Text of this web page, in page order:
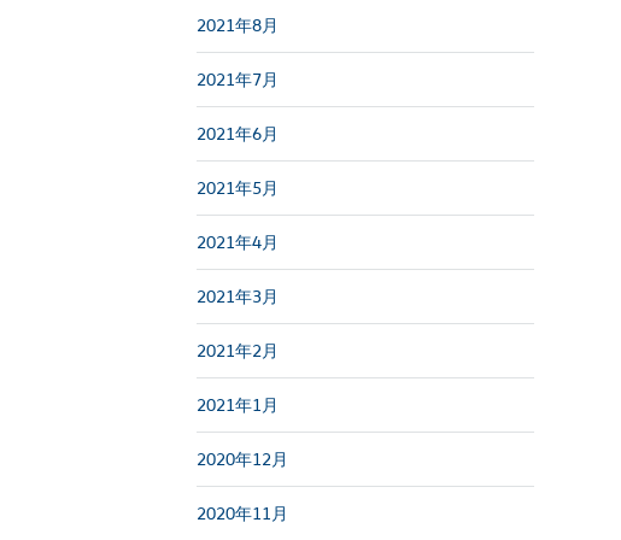
2021年8月
2021年7月
2021年6月
2021年5月
2021年4月
2021年3月
2021年2月
2021年1月
2020年12月
2020年11月